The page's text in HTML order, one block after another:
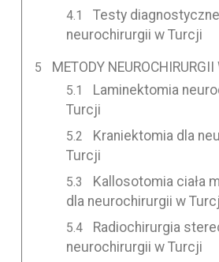
Testy
neurochirurgii w Turcji
METODY
Laminektomia
Turcji
Kraniektomia dla
Turcji
Kallosotomia ciała
dla neurochirurgii w
Radiochirurgia
neurochirurgii w Turcji